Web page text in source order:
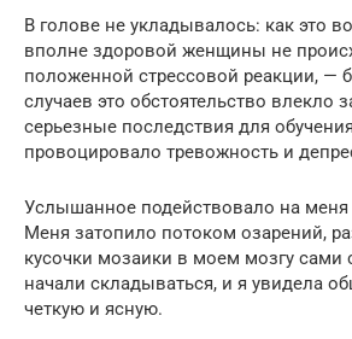
В голове не укладывалось: как это
вполне здоровой женщины не
положенной стрессовой реакции, —
случаев это обстоятельство влекло
серьезные последствия для
провоцировало тревожность и
Услышанное подействовало на меня
Меня затопило потоком озарений,
кусочки мозаики в моем мозгу сами
начали складываться, и я увидела
четкую и ясную.